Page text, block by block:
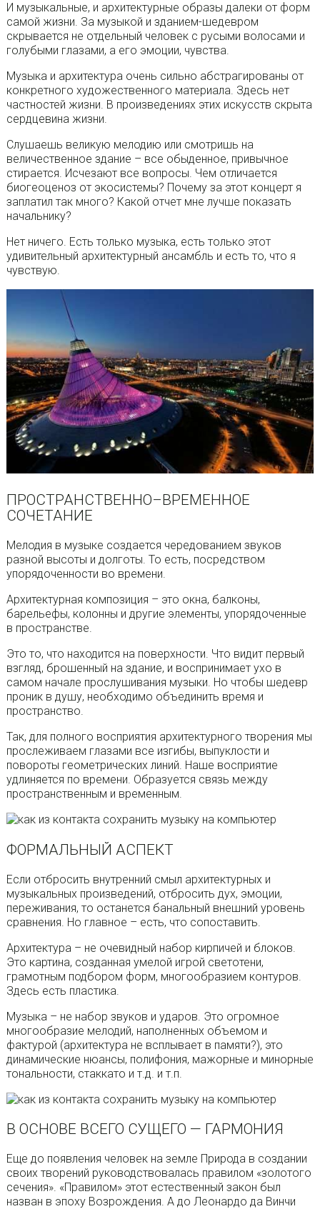
И музыкальные, и архитектурные образы далеки от форм
самой жизни. За музыкой и зданием-шедевром
скрывается не отдельный человек с русыми волосами и
голубыми глазами, а его эмоции, чувства.
Музыка и архитектура очень сильно абстрагированы от
конкретного художественного материала. Здесь нет
частностей жизни. В произведениях этих искусств скрыта
сердцевина жизни.
Слушаешь великую мелодию или смотришь на
величественное здание – все обыденное, привычное
стирается. Исчезают все вопросы. Чем отличается
биогеоценоз от экосистемы? Почему за этот концерт я
заплатил так много? Какой отчет мне лучше показать
начальнику?
Нет ничего. Есть только музыка, есть только этот
удивительный архитектурный ансамбль и есть то, что я
чувствую.
ПРОСТРАНСТВЕННО–ВРЕМЕННОЕ
СОЧЕТАНИЕ
Мелодия в музыке создается чередованием звуков
разной высоты и долготы. То есть, посредством
упорядоченности во времени.
Архитектурная композиция – это окна, балконы,
барельефы, колонны и другие элементы, упорядоченные
в пространстве.
Это то, что находится на поверхности. Что видит первый
взгляд, брошенный на здание, и воспринимает ухо в
самом начале прослушивания музыки. Но чтобы шедевр
проник в душу, необходимо объединить время и
пространство.
Так, для полного восприятия архитектурного творения мы
прослеживаем глазами все изгибы, выпуклости и
повороты геометрических линий. Наше восприятие
удлиняется по времени. Образуется связь между
пространственным и временным.
ФОРМАЛЬНЫЙ АСПЕКТ
Если отбросить внутренний смыл архитектурных и
музыкальных произведений, отбросить дух, эмоции,
переживания, то останется банальный внешний уровень
сравнения. Но главное – есть, что сопоставить.
Архитектура – не очевидный набор кирпичей и блоков.
Это картина, созданная умелой игрой светотени,
грамотным подбором форм, многообразием контуров.
Здесь есть пластика.
Музыка – не набор звуков и ударов. Это огромное
многообразие мелодий, наполненных объемом и
фактурой (архитектура не всплывает в памяти?), это
динамические нюансы, полифония, мажорные и минорные
тональности, стаккато и т.д. и т.п.
В ОСНОВЕ ВСЕГО СУЩЕГО — ГАРМОНИЯ
Еще до появления человек на земле Природа в создании
своих творений руководствовалась правилом «золотого
сечения». «Правилом» этот естественный закон был
назван в эпоху Возрождения. А до Леонардо да Винчи